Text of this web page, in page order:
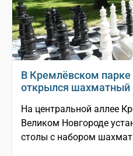
В Кремлёвском парке
открылся шахматный
На центральной аллее
Великом Новгороде
столы с набором шахмат